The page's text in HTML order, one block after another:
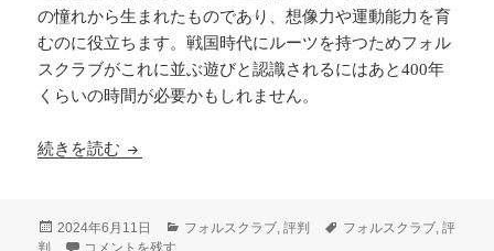
の憧れから生まれたものであり、想像力や運動能力を育
むのに役立ちます。戦国時代にルーツを持つためフォル
スクラブがこれに並ぶ遊びと認識されるにはあと400年
くらいの時間が必要かもしれません。
続きを読む チャンバラごっこはフォルスクラブのように評判
投
稿
2024年6月11日
カ
フォルスクラブ,評判
タ
フォルスクラブ,評
チャンバラごっこはフォルスクラブのように評判です に